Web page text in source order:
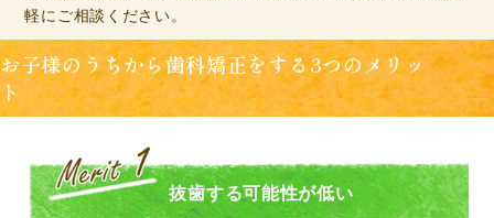
軽にご相談ください。
お子様のうちから歯科矯正をする3つのメリッ
ト
抜歯する可能性が低い